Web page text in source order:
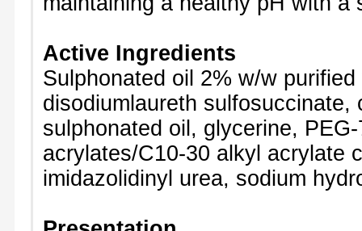
Active Ingredients
Sulphonated oil 2% w/w
disodiumlaureth
sulphonated oil, glycerine,
acrylates/C10-30 alkyl acrylate
imidazolidinyl urea, sodium